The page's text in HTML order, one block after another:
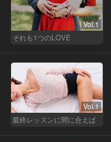
Vol.1
それも1つのLOVE
Vol.1
最終レッスンに間に合えば